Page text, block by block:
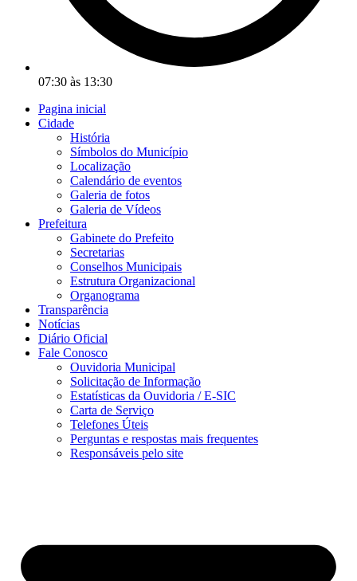
07:30 às 13:30
Pagina inicial
Cidade
História
Símbolos do Município
Localização
Calendário de eventos
Galeria de fotos
Galeria de Vídeos
Prefeitura
Gabinete do Prefeito
Secretarias
Conselhos Municipais
Estrutura Organizacional
Organograma
Transparência
Notícias
Diário Oficial
Fale Conosco
Ouvidoria Municipal
Solicitação de Informação
Estatísticas da Ouvidoria / E-SIC
Carta de Serviço
Telefones Úteis
Perguntas e respostas mais frequentes
Responsáveis pelo site